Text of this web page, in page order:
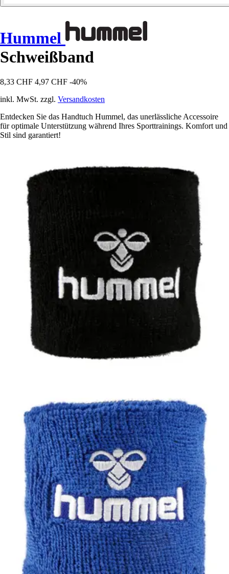
Hummel
Schweißband
8,33 CHF 4,97 CHF -40%
inkl. MwSt. zzgl. Versandkosten
Entdecken Sie das Handtuch Hummel, das unerlässliche Accessoire
für optimale Unterstützung während Ihres Sporttrainings. Komfort und
Stil sind garantiert!